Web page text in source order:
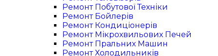
Ремонт Побутової Техніки
Ремонт Бойлерів
Ремонт Кондиціонерів
Ремонт Мікрохвильових Печей
Ремонт Пральних Машин
Ремонт Холодильників